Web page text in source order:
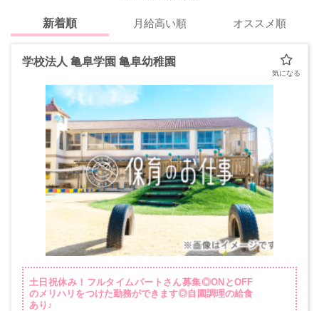
新着順 月給高い順 オススメ順
学校法人 亀阜学園 亀阜幼稚園
土日祝休み！フルタイムパートさん募集◎ONとOFF
のメリハリをつけた勤務ができます◎自園調理の給食
あり♪